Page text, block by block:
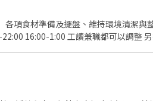
備及擺盤、維持環境清潔與整潔。 工作時間: 假
16:00-1:00 工讀兼職都可以調整